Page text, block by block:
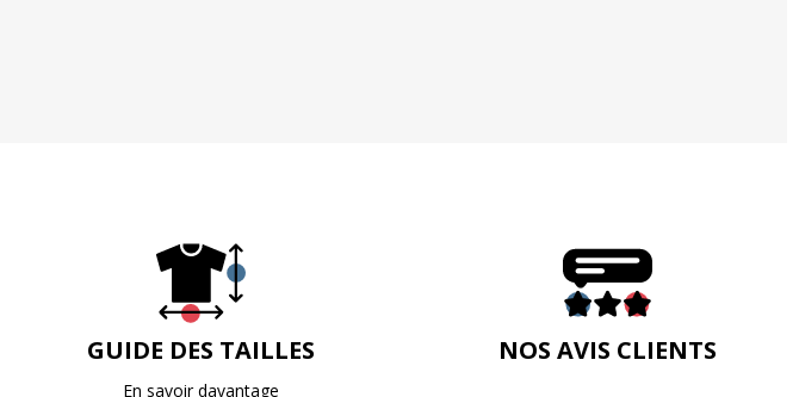
GUIDE DES TAILLES
En savoir davantage
NOS AVIS CLIENTS